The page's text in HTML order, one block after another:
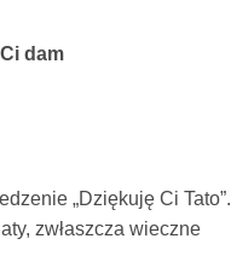
dam
„Dziękuję Ci Tato”.
zwłaszcza wieczne